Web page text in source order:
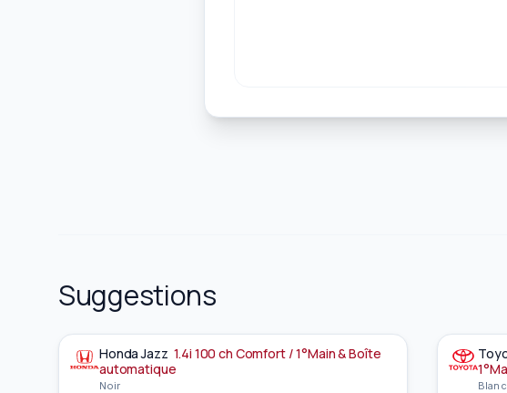
Suggestions
À la une
Honda Jazz 1.4i 100 ch Comfort / 1°Main & Boîte
automatique
Noir
À la une
Blanc